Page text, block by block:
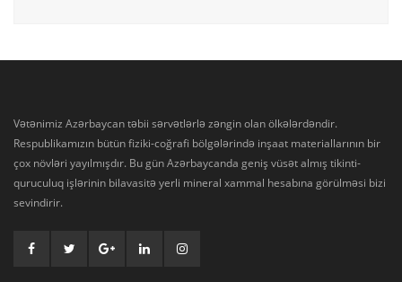
Vətənimiz Azərbaycan təbii sərvətlərlə zəngin olan ölkələrdəndir.
Respublikamızın bütün fiziki-coğrafi bölgələrində inşaat materiallarının bir
çox növləri yayılmışdır. Bu gün Azərbaycanda geniş vüsət almış tikinti-
quruculuq işlərinin bilavasitə yerli mineral xammal hesabına görülməsi bizi
sevindirir.